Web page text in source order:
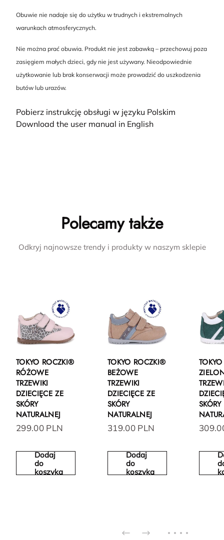
Obuwie nie nadaje się do użytku w trudnych i ekstremalnych
warunkach atmosferycznych.
Nie można prać obuwia. Produkt nie jest zabawką – przechowuj poza
zasięgiem małych dzieci, gdy nie jest używany. Nieodpowiednie
użytkowanie lub brak konserwacji może prowadzić do uszkodzenia
butów lub urazów.
Pobierz instrukcję obsługi w języku Polskim
Download the user manual in English
Polecamy także
Odkryj najnowsze trendy i produkty w naszym sklepie
TOKYO ROCZKI®
RÓŻOWE
TRZEWIKI
DZIECIĘCE ZE
SKÓRY
NATURALNEJ
299.00 PLN
Dodaj
do
koszyka
TOKYO ROCZKI®
BEŻOWE
TRZEWIKI
DZIECIĘCE ZE
SKÓRY
NATURALNEJ
319.00 PLN
Dodaj
do
koszyka
SKÓRY